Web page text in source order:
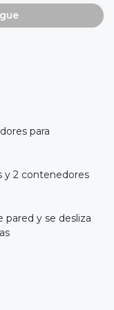
para
y 2 contenedores
pared y se desliza